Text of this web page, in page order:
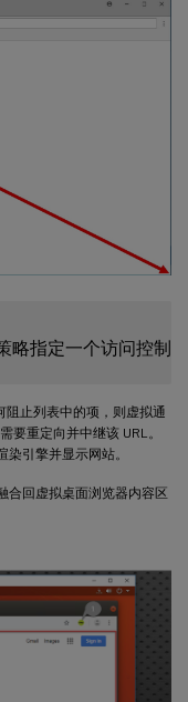
指定一个访问控制
阻止列表中的项，则虚拟通
重定向并中继该 URL。
引擎并显示网站。
回虚拟桌面浏览器内容区